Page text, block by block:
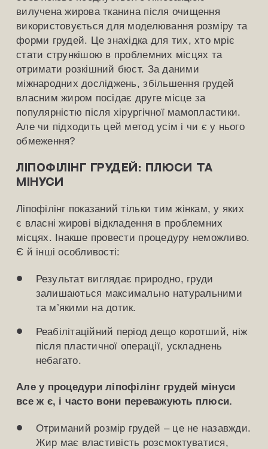
вилучена жирова тканина після очищення
використовується для моделювання розміру та
форми грудей. Це знахідка для тих, хто мріє
стати стрункішою в проблемних місцях та
отримати розкішний бюст. За даними
міжнародних досліджень, збільшення грудей
власним жиром посідає друге місце за
популярністю після хірургічної мамопластики.
Але чи підходить цей метод усім і чи є у нього
обмеження?
Ліпофілінг грудей: плюси та
мінуси
Ліпофілінг показаний тільки тим жінкам, у яких
є власні жирові відкладення в проблемних
місцях. Інакше провести процедуру неможливо.
Є й інші особливості:
Результат виглядає природно, груди
залишаються максимально натуральними
та м’якими на дотик.
Реабілітаційний період дещо коротший, ніж
після пластичної операції, ускладнень
небагато.
Але у процедури ліпофілінг грудей мінуси
все ж є, і часто вони переважують плюси.
Отриманий розмір грудей – це не назавжди.
Жир має властивість розсмоктуватися,